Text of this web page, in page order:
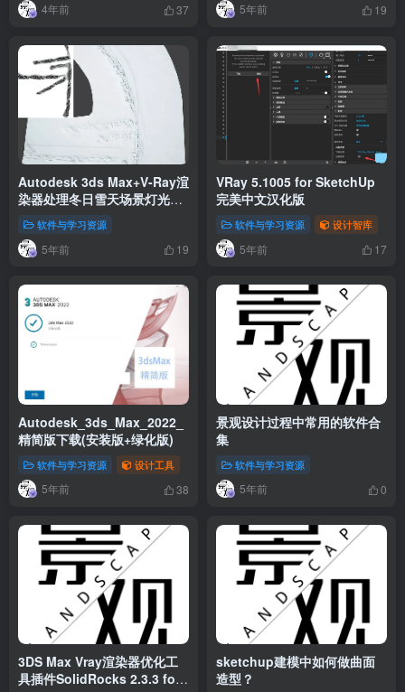
4年前 37 5年前 19
Autodesk 3ds Max+V-Ray渲
染器处理冬日雪天场景灯光效
果
软件与学习资源
5年前 19
VRay 5.1005 for SketchUp
完美中文汉化版
软件与学习资源 设计智库
5年前 17
Autodesk_3ds_Max_2022_
精简版下载(安装版+绿化版)
软件与学习资源 设计工具
5年前 38
景观设计过程中常用的软件合
集
软件与学习资源
5年前 0
3DS Max Vray渲染器优化工
具插件SolidRocks 2.3.3 for
sketchup建模中如何做曲面
造型？